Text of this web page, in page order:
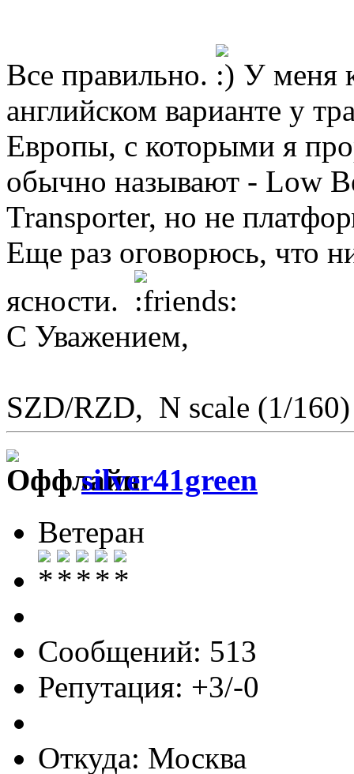
Все правильно.
У меня
английском варианте у
Европы, с которыми я
обычно называют - Low
Transporter, но не
Еще раз оговорюсь, что
ясности.
С Уважением,
SZD/RZD, N scale (1/
silver41green
Ветеран
Сообщений: 513
Репутация: +3/-0
Откуда: Москва